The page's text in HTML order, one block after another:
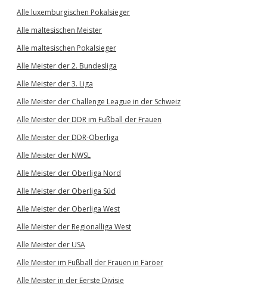
Alle luxemburgischen Pokalsieger
Alle maltesischen Meister
Alle maltesischen Pokalsieger
Alle Meister der 2. Bundesliga
Alle Meister der 3. Liga
Alle Meister der Challenge League in der Schweiz
Alle Meister der DDR im Fußball der Frauen
Alle Meister der DDR-Oberliga
Alle Meister der NWSL
Alle Meister der Oberliga Nord
Alle Meister der Oberliga Süd
Alle Meister der Oberliga West
Alle Meister der Regionalliga West
Alle Meister der USA
Alle Meister im Fußball der Frauen in Färöer
Alle Meister in der Eerste Divisie